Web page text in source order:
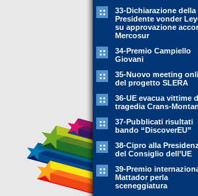
33-Dichiarazione della
Presidente vonder
su approvazione
Mercosur
34-Premio Campiello
Giovani
35-Nuovo meeting
del progetto SLERA
36-UE evacua vittime
tragedia Crans-
37-Pubblicati risultati
bando “DiscoverEU”
38-Cipro alla
del Consiglio dell’UE
39-Premio
Mattador perla
sceneggiatura